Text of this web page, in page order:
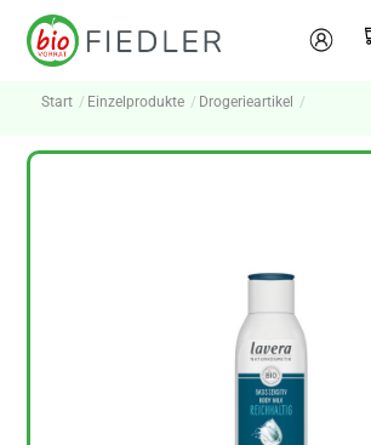
Skip
Mein
Konto
Start Einzelprodukte Drogerieartikel